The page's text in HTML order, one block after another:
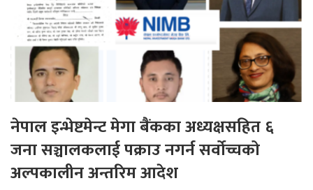
नेपाल इन्भेष्टमेन्ट मेगा बैंकका अध्यक्षसहित ६
जना सञ्चालकलाई पक्राउ नगर्न सर्वोच्चको
अल्पकालीन अन्तरिम आदेश